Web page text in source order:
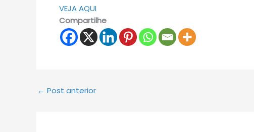
VEJA AQUI
Compartilhe
← Post anterior